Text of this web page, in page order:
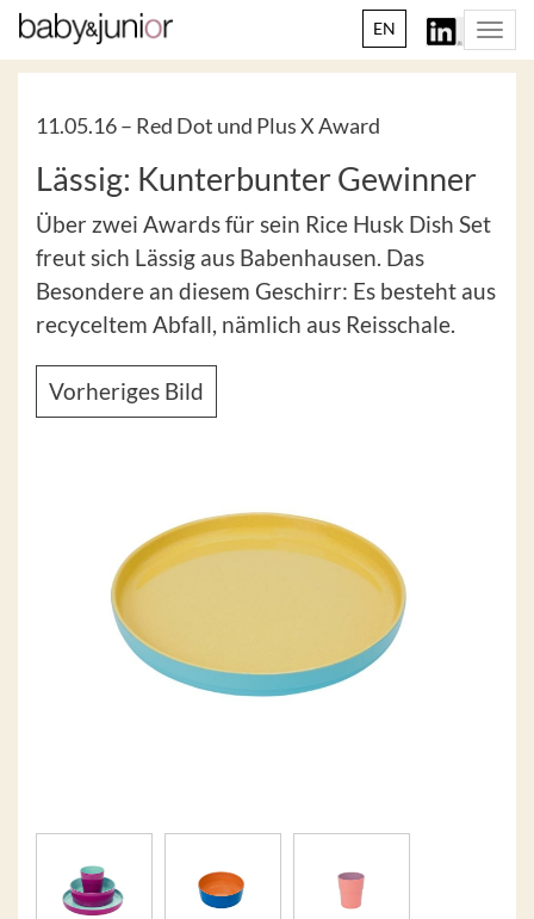
EN
11.05.16 – Red Dot und Plus X Award
Lässig: Kunterbunter Gewinner
Über zwei Awards für sein Rice Husk Dish Set
freut sich Lässig aus Babenhausen. Das
Besondere an diesem Geschirr: Es besteht aus
recyceltem Abfall, nämlich aus Reisschale.
Vorheriges Bild